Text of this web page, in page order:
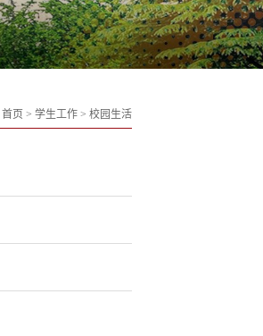
首页 > 学生工作 > 校园生活